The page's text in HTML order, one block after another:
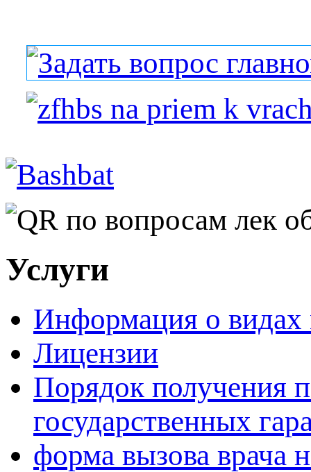
Услуги
Информация о
Лицензии
Порядок получения
государственных
форма вызова врача